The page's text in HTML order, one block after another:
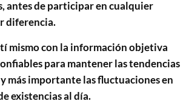
antes de participar en cualquier
diferencia.
mismo con la información objetiva
para mantener las tendencias
más importante las fluctuaciones en
existencias al día.